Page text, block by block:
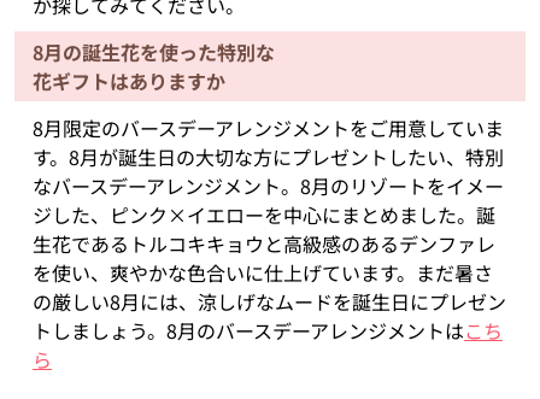
8月の誕生花を使った特別な
花ギフトはありますか
8月限定のバースデーアレンジメントをご用意していま
す。8月が誕生日の大切な方にプレゼントしたい、特別
なバースデーアレンジメント。8月のリゾートをイメー
ジした、ピンク×イエローを中心にまとめました。誕
生花であるトルコキキョウと高級感のあるデンファレ
を使い、爽やかな色合いに仕上げています。まだ暑さ
の厳しい8月には、涼しげなムードを誕生日にプレゼン
トしましょう。8月のバースデーアレンジメントはこち
ら